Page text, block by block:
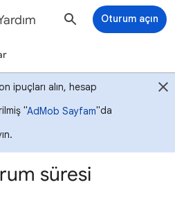
Oturum açın
ipuçları alın, hesap
"AdMob Sayfam"da
süresi